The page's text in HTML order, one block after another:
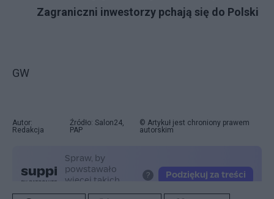
Zagraniczni inwestorzy pchają się do Polski
GW
Autor:
Redakcja
Źródło: Salon24,
PAP
© Artykuł jest chroniony prawem
autorskim